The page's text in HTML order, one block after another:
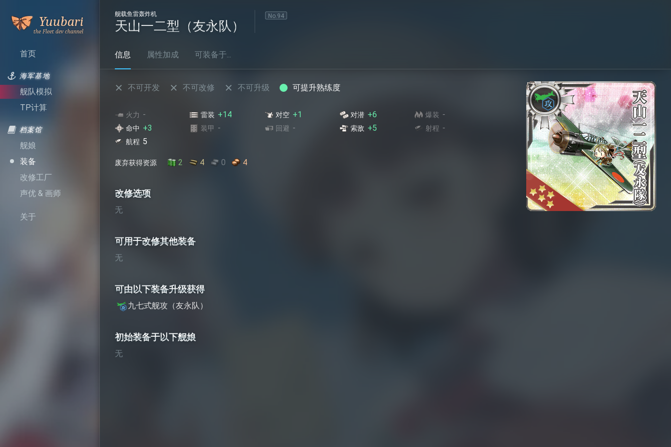
是谁呼
叫舰队 Yuubari
首页
海军基地
舰队模拟
TP计算
档案馆
舰娘
装备
改修工厂
声优 & 画师
关于
舰载鱼雷轰炸机
天山一二型（友永队）
No.94
信息 属性加成 可装备于...
不可开发 不可改修 不可升级 可提升熟练度
火力 - 雷装 +14 对空 +1 对潜 +6 爆装 -
命中 +3 装甲 - 回避 - 索敌 +5 射程 -
航程 5
废弃获得资源 2 4 0 4
改修选项
无
可用于改修其他装备
无
可由以下装备升级获得
九七式舰攻（友永队）
初始装备于以下舰娘
无